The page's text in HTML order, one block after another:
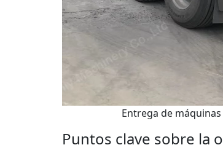
Entrega de
Puntos clave sobre la